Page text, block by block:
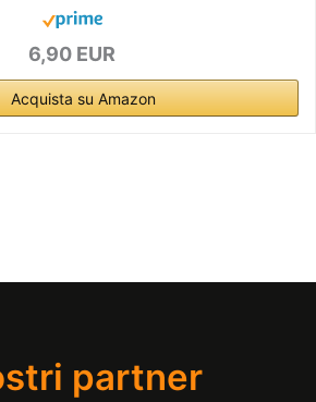
6,90 EUR
Acquista su Amazon
partner